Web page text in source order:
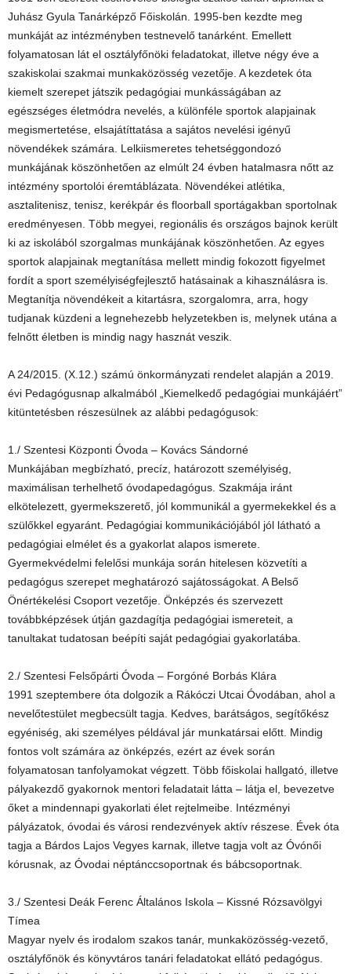
Juhász Gyula Tanárképző Főiskolán. 1995-ben kezdte meg
munkáját az intézményben testnevelő tanárként. Emellett
folyamatosan lát el osztályfőnöki feladatokat, illetve négy éve a
szakiskolai szakmai munkaközösség vezetője. A kezdetek óta
kiemelt szerepet játszik pedagógiai munkásságában az
egészséges életmódra nevelés, a különféle sportok alapjainak
megismertetése, elsajátíttatása a sajátos nevelési igényű
növendékek számára. Lelkiismeretes tehetséggondozó
munkájának köszönhetően az elmúlt 24 évben hatalmasra nőtt az
intézmény sportolói éremtáblázata. Növendékei atlétika,
asztalitenisz, tenisz, kerékpár és floorball sportágakban sportolnak
eredményesen. Több megyei, regionális és országos bajnok került
ki az iskolából szorgalmas munkájának köszönhetően. Az egyes
sportok alapjainak megtanítása mellett mindig fokozott figyelmet
fordít a sport személyiségfejlesztő hatásainak a kihasználásra is.
Megtanítja növendékeit a kitartásra, szorgalomra, arra, hogy
tudjanak küzdeni a legnehezebb helyzetekben is, melynek utána a
felnőtt életben is mindig nagy hasznát veszik.
A 24/2015. (X.12.) számú önkormányzati rendelet alapján a 2019.
évi Pedagógusnap alkalmából „Kiemelkedő pedagógiai munkájáért”
kitüntetésben részesülnek az alábbi pedagógusok:
1./ Szentesi Központi Óvoda – Kovács Sándorné
Munkájában megbízható, precíz, határozott személyiség,
maximálisan terhelhető óvodapedagógus. Szakmája iránt
elkötelezett, gyermekszerető, jól kommunikál a gyermekekkel és a
szülőkkel egyaránt. Pedagógiai kommunikációjából jól látható a
pedagógiai elmélet és a gyakorlat alapos ismerete.
Gyermekvédelmi felelősi munkája során hitelesen közvetíti a
pedagógus szerepet meghatározó sajátosságokat. A Belső
Önértékelési Csoport vezetője. Önképzés és szervezett
továbbképzések útján gazdagítja pedagógiai ismereteit, a
tanultakat tudatosan beépíti saját pedagógiai gyakorlatába.
2./ Szentesi Felsőpárti Óvoda – Forgóné Borbás Klára
1991 szeptembere óta dolgozik a Rákóczi Utcai Óvodában, ahol a
nevelőtestület megbecsült tagja. Kedves, barátságos, segítőkész
egyéniség, aki személyes példával jár munkatársai előtt. Mindig
fontos volt számára az önképzés, ezért az évek során
folyamatosan tanfolyamokat végzett. Több főiskolai hallgató, illetve
pályakezdő gyakornok mentori feladatait látta – látja el, bevezetve
őket a mindennapi gyakorlati élet rejtelmeibe. Intézményi
pályázatok, óvodai és városi rendezvények aktív részese. Évek óta
tagja a Bárdos Lajos Vegyes karnak, illetve tagja volt az Óvónői
kórusnak, az Óvodai néptánccsoportnak és bábcsoportnak.
3./ Szentesi Deák Ferenc Általános Iskola – Kissné Rózsavölgyi
Tímea
Magyar nyelv és irodalom szakos tanár, munkaközösség-vezető,
osztályfőnök és könyvtáros tanári feladatokat ellátó pedagógus.